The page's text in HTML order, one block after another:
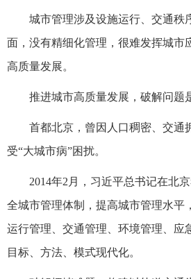
城市管理涉及设施运行、交通秩
面，没有精细化管理，很难发挥城市
高质量发展。
推进城市高质量发展，破解问题
首都北京，曾因人口稠密、交通
受“大城市病”困扰。
2014年2月，习近平总书记在北
全城市管理体制，提高城市管理水平
运行管理、交通管理、环境管理、应
目标、方法、模式现代化。